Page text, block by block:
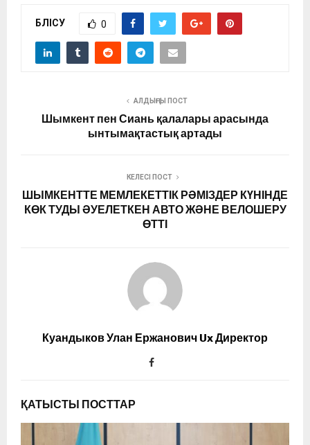
БӨЛІСУ 0
АЛДЫҢҒЫ ПОСТ
Шымкент пен Сиань қалалары арасында
ынтымақтастық артады
КЕЛЕСІ ПОСТ
ШЫМКЕНТТЕ МЕМЛЕКЕТТІК РӘМІЗДЕР КҮНІНДЕ
КӨК ТУДЫ ӘУЕЛЕТКЕН АВТО ЖӘНЕ ВЕЛОШЕРУ
ӨТТІ
Куандыков Улан Ержанович Ux Директор
ҚАТЫСТЫ ПОСТТАР